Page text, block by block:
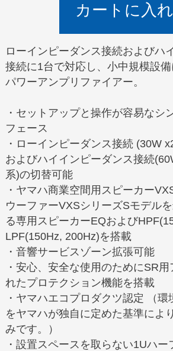
カートに入
ローインピーダンス接続およびハ
接続に1台で対応し、小中規模設
パワーアンプリファイアー。
・セットアップと操作が容易なシ
フェース
・ローインピーダンス接続 (30W
およびハイインピーダンス接続
系)の切替可能
・ヤマハ商業空間用スピーカー
ウーファーVXSシリーズSモデル
る専用スピーカーEQおよび
LPF(150Hz, 200Hz)を搭載
・音響サービスゾーン拡張可能
・安心、安全な使用のためにSR
れたプロテクション機能を搭載
・ヤマハエコプロダクツ認定 （
をヤマハが独自に定めた基準によ
みです。）
・設置スペースを取らない1Uハ